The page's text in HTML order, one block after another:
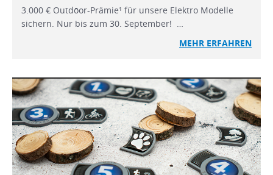
3.000 € Outdōor-Prämie¹ für unsere Elektro Modelle
sichern. Nur bis zum 30. September! …
MEHR ERFAHREN